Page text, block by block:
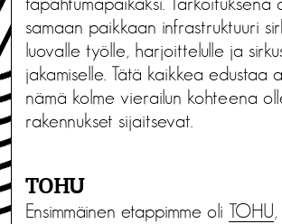
samaan paikkaan infrastruktuuri
luovalle työlle, harjoittelulle ja
jakamiselle. Tätä kaikkea edustaa
nämä kolme vierailun kohteena
rakennukset sijaitsevat.
TOHU
Ensimmäinen etappimme oli TOHU